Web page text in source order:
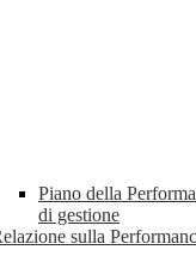
Piano della
di gestione
sulla